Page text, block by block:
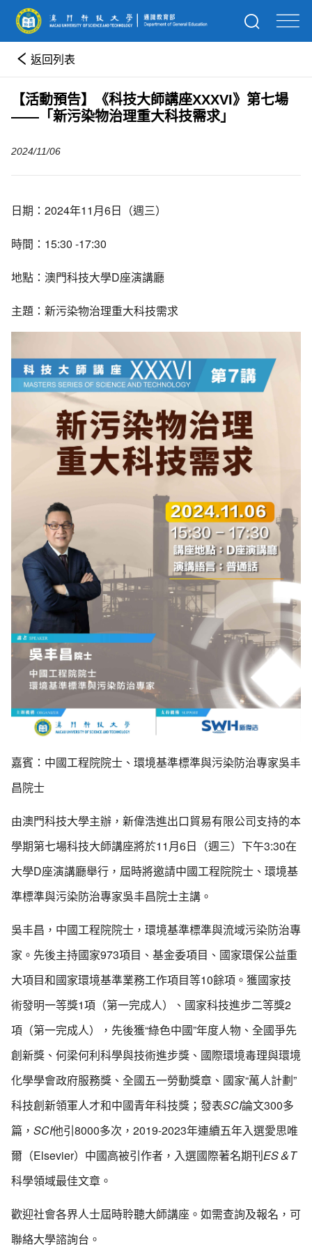
返回列表
【活動預告】《科技大師講座XXXVI》第七場
——「新污染物治理重大科技需求」
2024/11/06
日期：2024年11月6日（週三）
時間：15:30 -17:30
地點：澳門科技大學D座演講廳
主題：新污染物治理重大科技需求
嘉賓：中國工程院院士、環境基準標準與污染防治專家吳丰
昌院士
由澳門科技大學主辦，新偉浩進出口貿易有限公司支持的本
學期第七場科技大師講座將於11月6日（週三）下午3:30在
大學D座演講廳舉行，屆時將邀請中國工程院院士、環境基
準標準與污染防治專家吳丰昌院士主講。
吳丰昌，中國工程院院士，環境基準標準與流域污染防治專
家。先後主持國家973項目、基金委項目、國家環保公益重
大項目和國家環境基準業務工作項目等10餘項。獲國家技
術發明一等獎1項（第一完成人）、國家科技進步二等獎2
項（第一完成人），先後獲“綠色中國”年度人物、全國爭先
創新獎、何梁何利科學與技術進步獎、國際環境毒理與環境
化學學會政府服務獎、全國五一勞動獎章、國家“萬人計劃”
科技創新領軍人才和中國青年科技獎；發表SCI論文300多
篇， SCI他引8000多次，2019-2023年連續五年入選愛思唯
爾（Elsevier）中國高被引作者，入選國際著名期刊ES＆T
科學領域最佳文章。
歡迎社會各界人士屆時聆聽大師講座。如需查詢及報名，可
聯絡大學諮詢台。